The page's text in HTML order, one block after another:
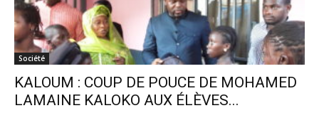
Société
KALOUM : COUP DE POUCE DE MOHAMED
LAMAINE KALOKO AUX ÉLÈVES...